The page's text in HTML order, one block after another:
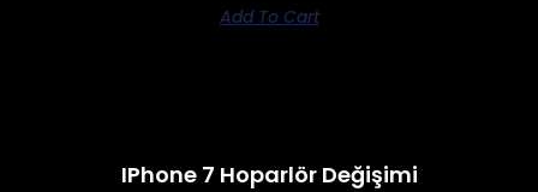
Add To Cart
IPhone 7 Hoparlör Değişimi